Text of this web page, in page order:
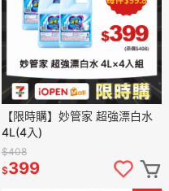
【限時購】妙管家 超強漂白水
4L(4入)
$408
$399